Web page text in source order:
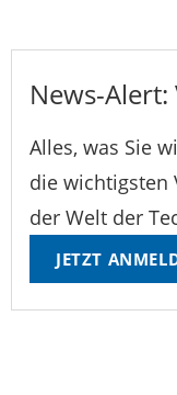
News-
Alles, was Sie
die wichtigsten
der Welt der
JETZT